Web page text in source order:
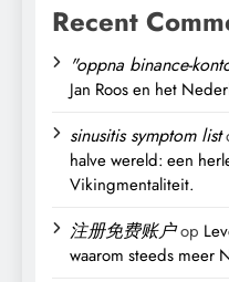
Recent
"oppna binance-
Jan Roos en het
sinusitis symptom list
halve wereld: een
Vikingmentaliteit.
注册免费账户op
waarom steeds meer